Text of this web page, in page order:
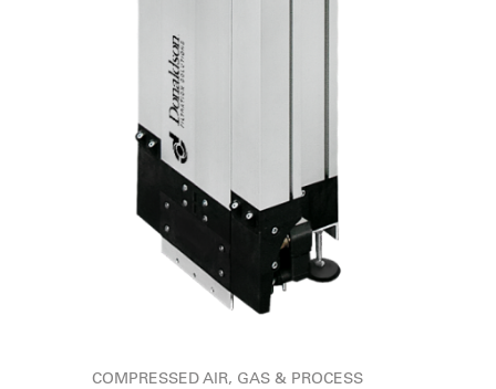
COMPRESSED AIR, GAS & PROCESS